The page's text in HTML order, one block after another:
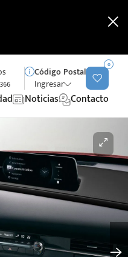
Código Postal
Ingresar
0
Noticias Contacto